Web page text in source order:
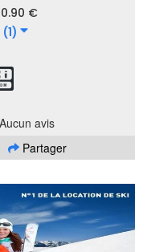
€
(1)
Aucun avis
Partager